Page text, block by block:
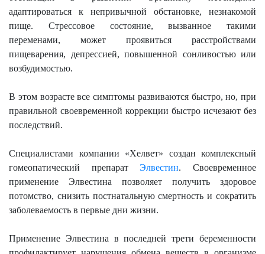
адаптироваться к непривычной обстановке, незнакомой
пище. Стрессовое состояние, вызванное такими
переменами, может проявиться расстройствами
пищеварения, депрессией, повышенной сонливостью или
возбудимостью.
В этом возрасте все симптомы развиваются быстро, но, при
правильной своевременной коррекции быстро исчезают без
последствий.
Специалистами компании «Хелвет» создан комплексный
гомеопатический препаратЭлвестин. Своевременное
применение Элвестина позволяет получить здоровое
потомство, снизить постнатальную смертность и сократить
заболеваемость в первые дни жизни.
Применение Элвестина в последней трети беременности